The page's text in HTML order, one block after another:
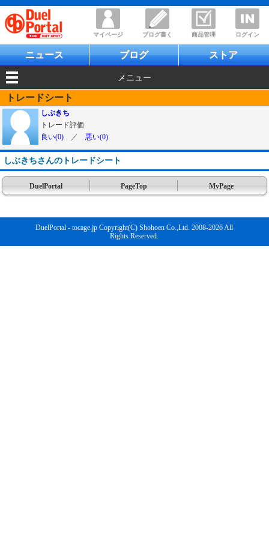
マイページ ブログ書く 商品管理 ログイン
ニュース ブログ ストア
メニュー
トレードシート
しぶきち
トレード評価
良い(0) ／ 悪い(0)
しぶきちさんのトレードシート
DuelPortal PageTop MyPage
DuelPortal - tocage.jp Copyright(C) Shohoen Co.,Ltd. 2008-2026 All
Rights Reserved.